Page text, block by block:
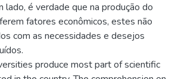
lado, é verdade que na produção do
fatores econômicos, estes não
com as necessidades e desejos
produce most part of scientific